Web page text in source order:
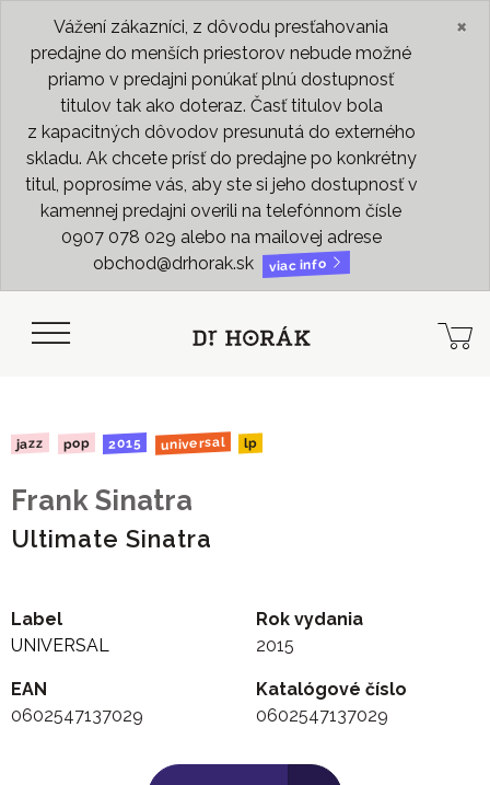
Vážení zákazníci, z dôvodu presťahovania
predajne do menších priestorov nebude možné
priamo v predajni ponúkať plnú dostupnosť
titulov tak ako doteraz. Časť titulov bola
z kapacitných dôvodov presunutá do externého
skladu. Ak chcete prísť do predajne po konkrétny
titul, poprosíme vás, aby ste si jeho dostupnosť v
kamennej predajni overili na telefónnom čísle
0907 078 029 alebo na mailovej adrese
obchod@drhorak.sk
viac info
×
jazz pop 2015 universal lp
Frank Sinatra
Ultimate Sinatra
Label
UNIVERSAL
Rok vydania
2015
EAN
0602547137029
Katalógové číslo
0602547137029